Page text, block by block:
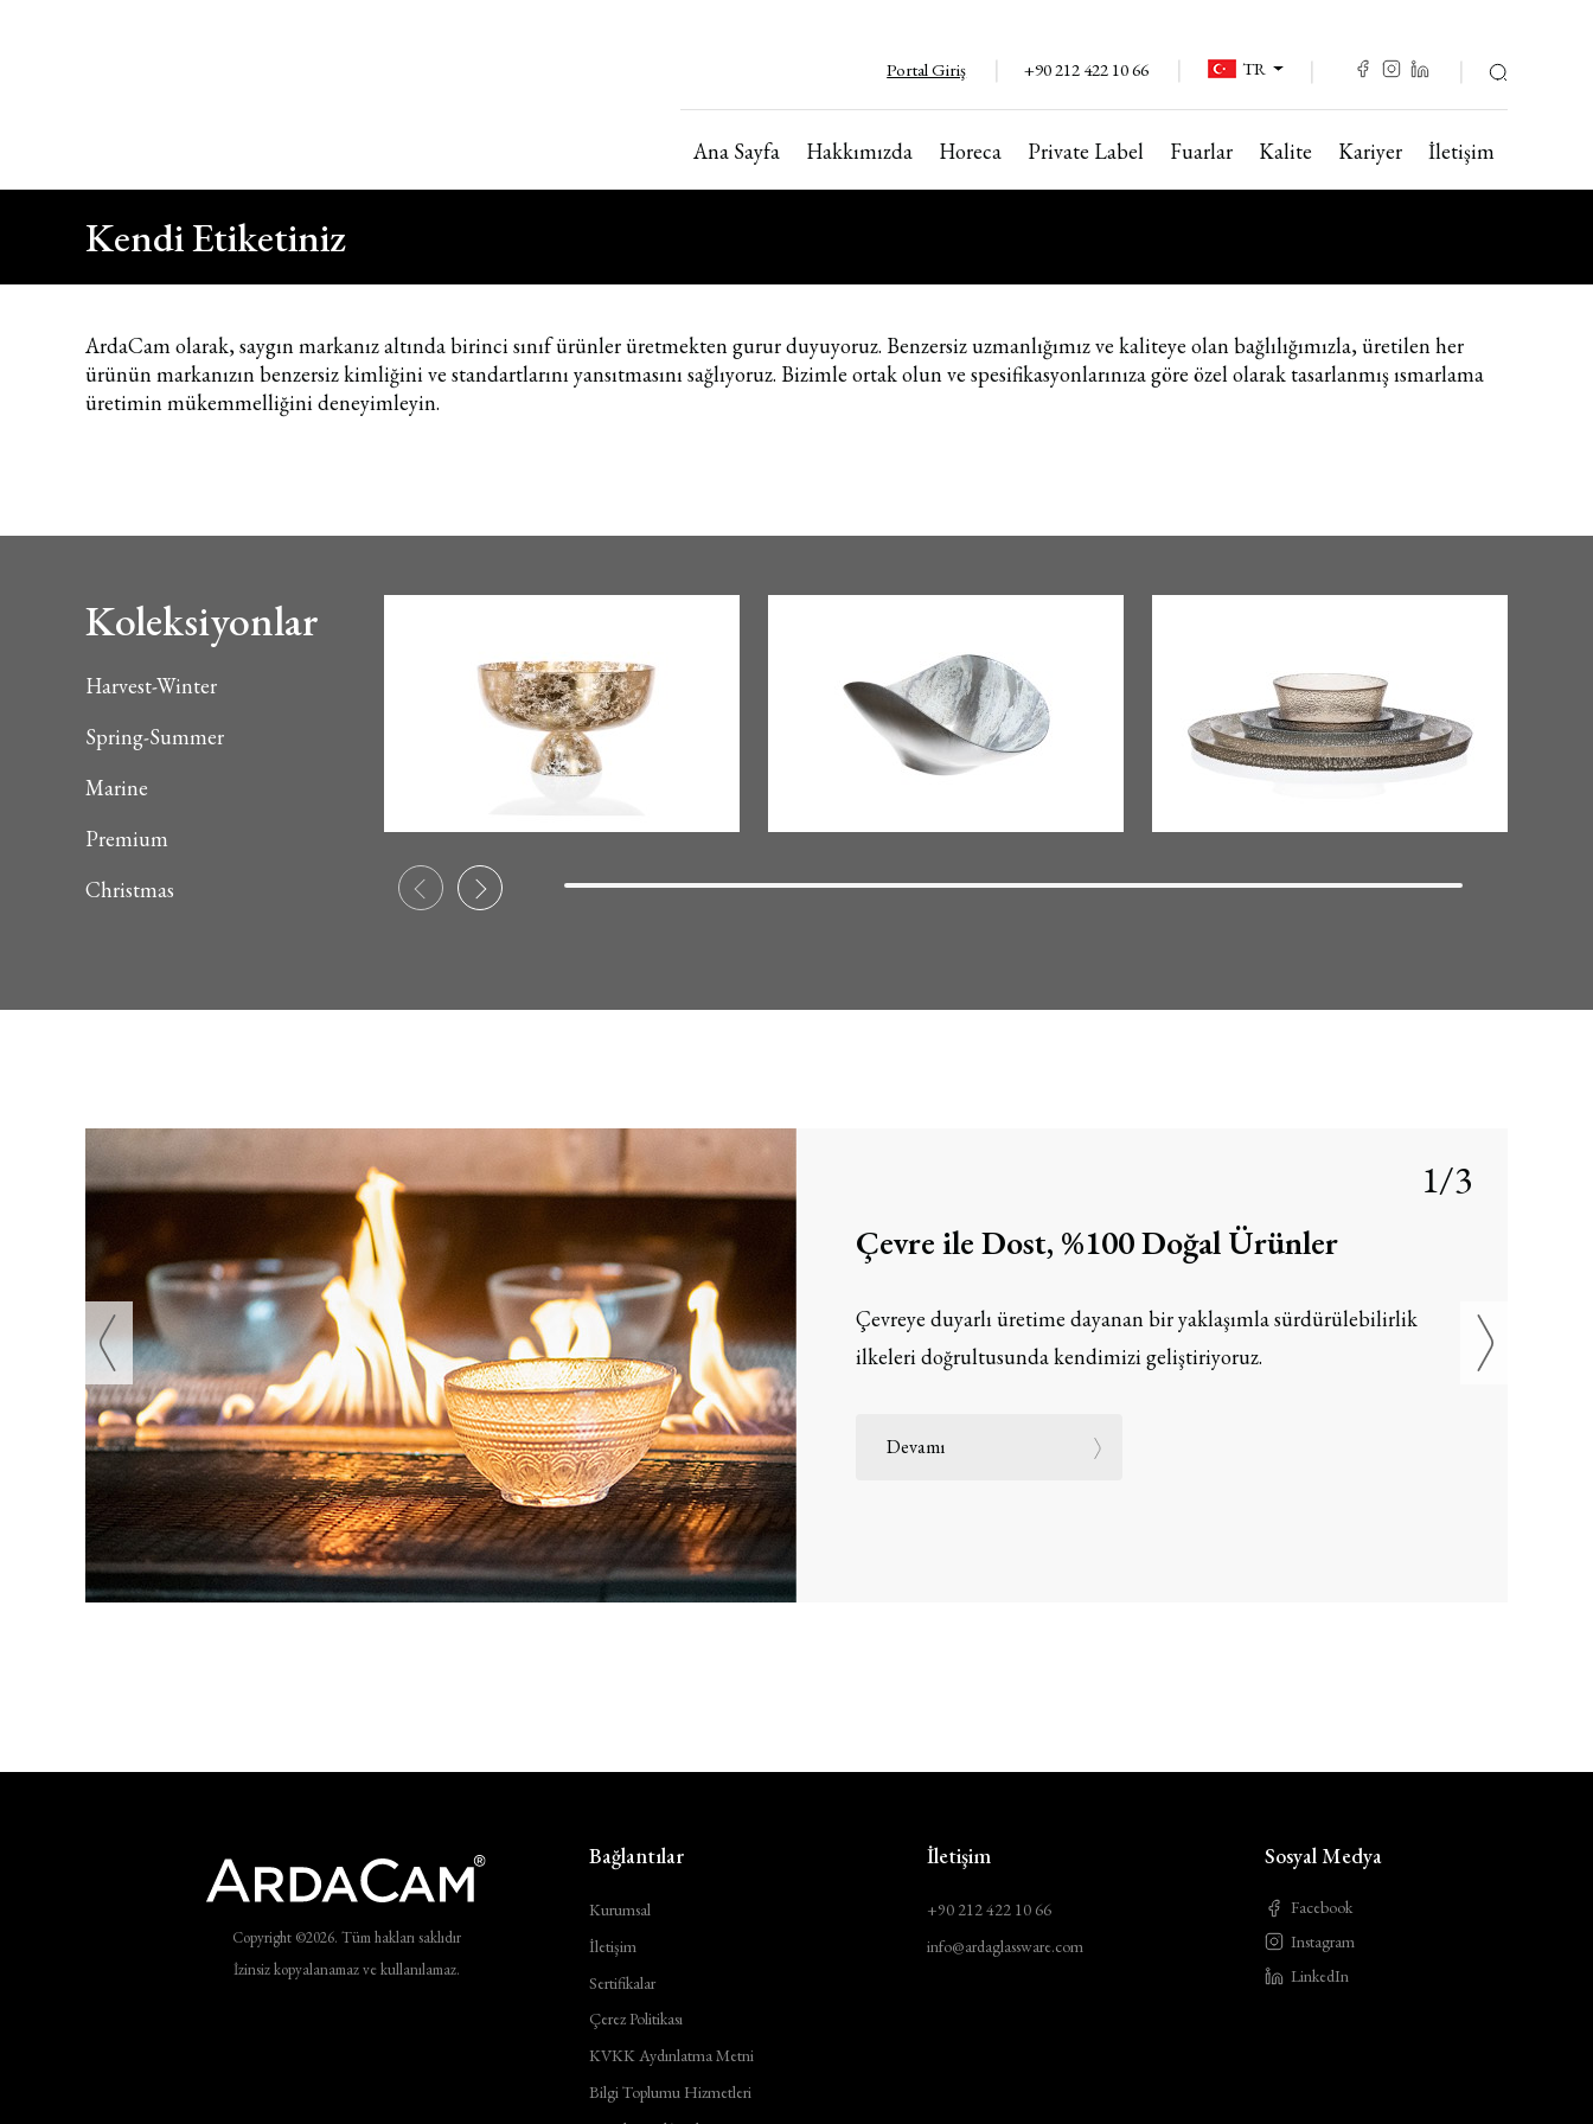
Portal Giriş +90 212 422 10 66 TR
Ana Sayfa Hakkımızda Horeca Private Label Fuarlar Kalite Kariyer İletişim
Kendi Etiketiniz
ArdaCam olarak, saygın markanız altında birinci sınıf ürünler üretmekten gurur duyuyoruz. Benzersiz uzmanlığımız ve kaliteye olan bağlılığımızla, üretilen her
ürünün markanızın benzersiz kimliğini ve standartlarını yansıtmasını sağlıyoruz. Bizimle ortak olun ve spesifikasyonlarınıza göre özel olarak tasarlanmış ısmarlama
üretimin mükemmelliğini deneyimleyin.
Koleksiyonlar
Harvest-Winter
Spring-Summer
Marine
Premium
Christmas
Çevre ile Dost, %100 Doğal Ürünler
Çevreye duyarlı üretime dayanan bir yaklaşımla sürdürülebilirlik
ilkeleri doğrultusunda kendimizi geliştiriyoruz.
Devamı
1/3
Copyright ©2026. Tüm hakları saklıdır
İzinsiz kopyalanamaz ve kullanılamaz.
Bağlantılar
Kurumsal
İletişim
Sertifikalar
Çerez Politikası
KVKK Aydınlatma Metni
Bilgi Toplumu Hizmetleri
İletişim
+90 212 422 10 66
info@ardaglassware.com
Sosyal Medya
Facebook
Instagram
LinkedIn